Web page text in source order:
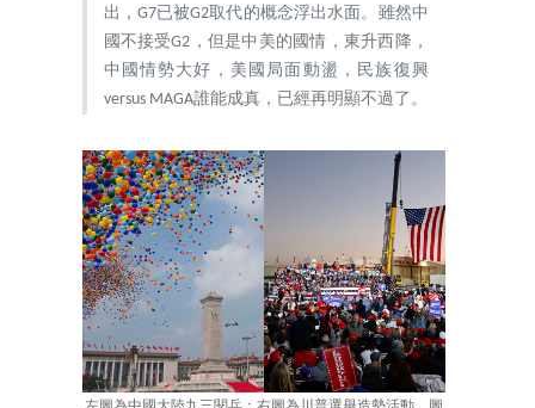
出，G7已被G2取代的概念浮出水面。雖然中
國不接受G2，但是中美的國情，東升西降，
中國情勢大好，美國局面動盪，民族復興
versus MAGA誰能成真，已經再明顯不過了。